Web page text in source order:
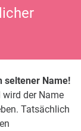
seltener Name!
der Name
Tatsächlich